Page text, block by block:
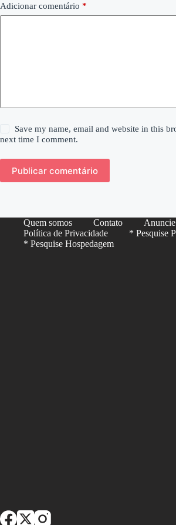
Adicionar comentário *
Save my name, email and website in this
next time I comment.
Publicar comentário
Quem somos Contato
Anuncie
Política de Privacidade
* Pesquise
* Pesquise Hospedagem